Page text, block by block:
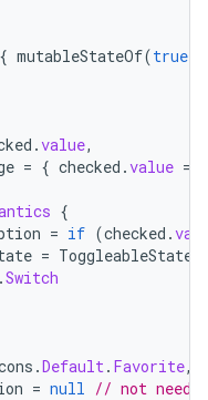
{ mutableStateOf(true
.value,
= { checked .value =
{
= if (checked .
= ToggleableState
.Switch
.Default. Favorite,
= null // not